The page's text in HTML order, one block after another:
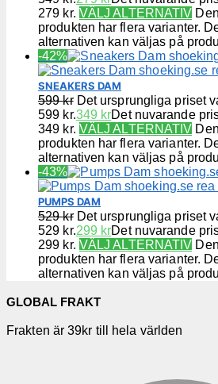
279 kr. VÄLJ ALTERNATIV
produkten har flera varianter.
alternativen kan väljas på
-42%
SNEAKERS DAM
599kr Det ursprungliga priset
599 kr.349 krDet nuvarande
349 kr. VÄLJ ALTERNATIV
produkten har flera varianter.
alternativen kan väljas på
-43%
PUMPS DAM
529kr Det ursprungliga priset
529 kr.299 krDet nuvarande
299 kr. VÄLJ ALTERNATIV
produkten har flera varianter.
alternativen kan väljas på
GLOBAL FRAKT
Frakten är 39kr till hela världen